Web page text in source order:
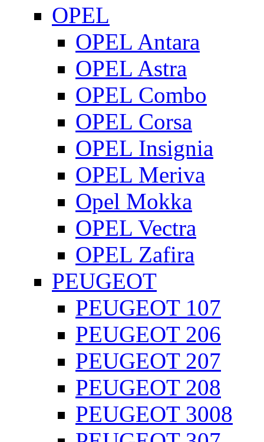
OPEL
OPEL Antara
OPEL Astra
OPEL Combo
OPEL Corsa
OPEL Insignia
OPEL Meriva
Opel Mokka
OPEL Vectra
OPEL Zafira
PEUGEOT
PEUGEOT 107
PEUGEOT 206
PEUGEOT 207
PEUGEOT 208
PEUGEOT 3008